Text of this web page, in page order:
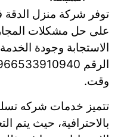
توفر شركة منزل الدقة
على حل مشكلات
الاستجابة وجودة
وقت.
تتميز خدمات شركه
بالاحترافية، حيث يتم